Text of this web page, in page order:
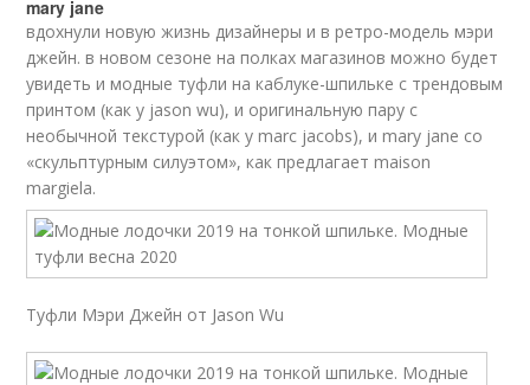
mary jane
вдохнули новую жизнь дизайнеры и в ретро-модель мэри
джейн. в новом сезоне на полках магазинов можно будет
увидеть и модные туфли на каблуке-шпильке с трендовым
принтом (как у jason wu), и оригинальную пару с
необычной текстурой (как у marc jacobs), и mary jane со
«скульптурным силуэтом», как предлагает maison
margiela.
Туфли Мэри Джейн от Jason Wu